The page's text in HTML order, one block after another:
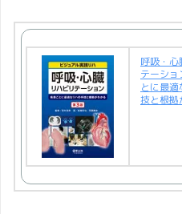
呼吸・心
テーショ
とに最
技と根拠